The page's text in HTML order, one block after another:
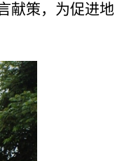
献策，为促进地